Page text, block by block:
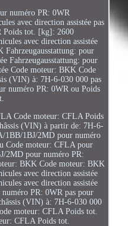
numéro PR: 0WR
avec direction assistée pas
Poids tot. [kg]: 2600
avec direction assistée
pour
Fahrzeugausstattung: pour
Code moteur: BKK Code
(VIN) à: 7H-6-030 000 pas
numéro PR: 0WR ou Poids
Code moteur: CFLA Poids
(VIN) à partir de: 7H-6-
1BB/1BJ/2MD pour numéro
Code moteur: CFLA pour
2MD pour numéro PR:
BKK Code moteur: BKK
avec direction assistée
avec direction assistée
PR: 0WR pas pour
(VIN) à: 7H-6-030 000
moteur: CFLA Poids tot.
CFLA Poids tot.